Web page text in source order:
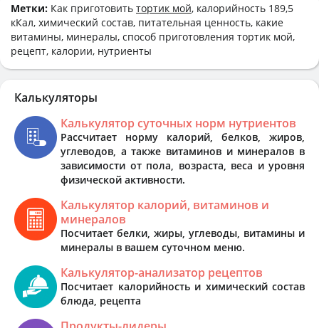
Метки: Как приготовить тортик мой, калорийность 189,5
кКал, химический состав, питательная ценность, какие
витамины, минералы, способ приготовления тортик мой,
рецепт, калории, нутриенты
Калькуляторы
Калькулятор суточных норм нутриентов
Рассчитает норму калорий, белков, жиров,
углеводов, а также витаминов и минералов в
зависимости от пола, возраста, веса и уровня
физической активности.
Калькулятор калорий, витаминов и
минералов
Посчитает белки, жиры, углеводы, витамины и
минералы в вашем суточном меню.
Калькулятор-анализатор рецептов
Посчитает калорийность и химический состав
блюда, рецепта